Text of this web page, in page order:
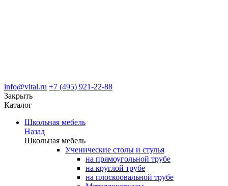
info@vital.ru +7 (495) 921-22-88
Закрыть
Каталог
Школьная мебель
Назад
Школьная мебель
Ученические столы и стулья
на прямоугольной трубе
на круглой трубе
на плоскоовальной трубе